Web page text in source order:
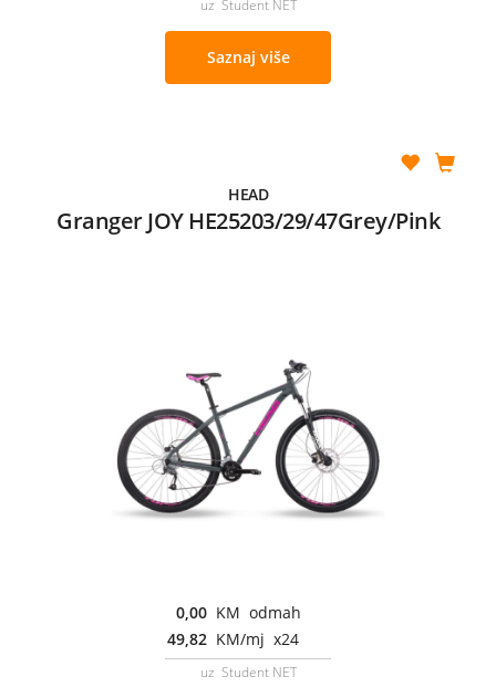
uz Student NET
Saznaj više
HEAD
Granger JOY HE25203/29/47Grey/Pink
0,00 KM odmah
49,82 KM/mj x24
uz Student NET